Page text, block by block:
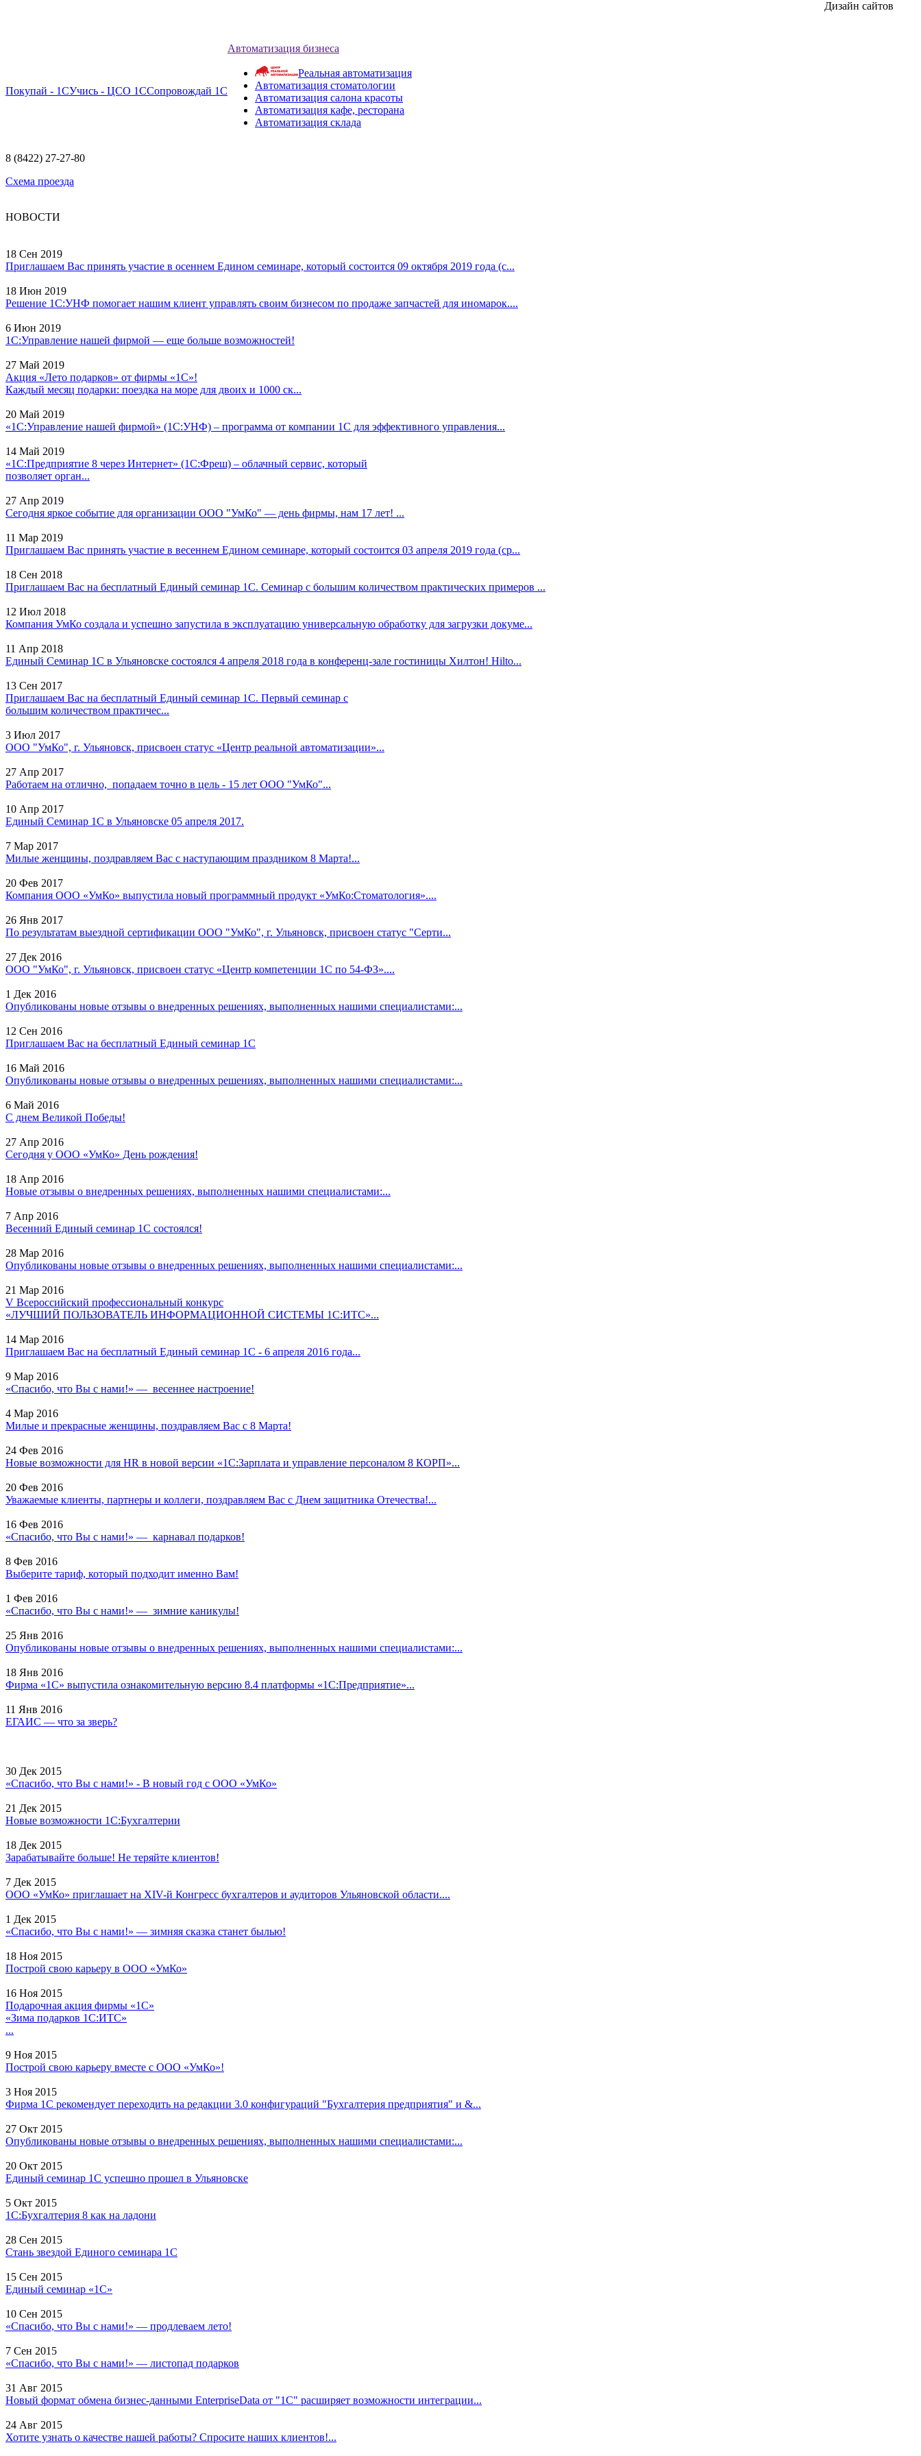
Покупай - 1СУчись - ЦСО 1ССопровождай 1С
Автоматизация бизнеса
Реальная автоматизация
Автоматизация стоматологии
Автоматизация салона красоты
Автоматизация кафе, ресторана
Автоматизация склада
8 (8422) 27-27-80
Схема проезда
НОВОСТИ
18 Сен 2019
Приглашаем Вас принять участие в осеннем Едином семинаре, который состоится 09 октября 2019 года (с...
18 Июн 2019
Решение 1С:УНФ помогает нашим клиент управлять своим бизнесом по продаже запчастей для иномарок....
6 Июн 2019
1С:Управление нашей фирмой — еще больше возможностей!
27 Май 2019
Акция «Лето подарков» от фирмы «1С»!
Каждый месяц подарки: поездка на море для двоих и 1000 ск...
20 Май 2019
«1С:Управление нашей фирмой» (1С:УНФ) – программа от компании 1С для эффективного управления...
14 Май 2019
«1С:Предприятие 8 через Интернет» (1С:Фреш) – облачный сервис, который
позволяет орган...
27 Апр 2019
Сегодня яркое событие для организации ООО "УмКо" — день фирмы, нам 17 лет! ...
11 Мар 2019
Приглашаем Вас принять участие в весеннем Едином семинаре, который состоится 03 апреля 2019 года (ср...
18 Сен 2018
Приглашаем Вас на бесплатный Единый семинар 1С. Семинар с большим количеством практических примеров ...
12 Июл 2018
Компания УмКо создала и успешно запустила в эксплуатацию универсальную обработку для загрузки докуме...
11 Апр 2018
Единый Семинар 1С в Ульяновске состоялся 4 апреля 2018 года в конференц-зале гостиницы Хилтон! Hilto...
13 Сен 2017
Приглашаем Вас на бесплатный Единый семинар 1С. Первый семинар с
большим количеством практичес...
3 Июл 2017
ООО "УмКо", г. Ульяновск, присвоен статус «Центр реальной автоматизации»...
27 Апр 2017
Работаем на отлично, попадаем точно в цель - 15 лет ООО "УмКо"...
10 Апр 2017
Единый Семинар 1С в Ульяновске 05 апреля 2017.
7 Мар 2017
Милые женщины, поздравляем Вас с наступающим праздником 8 Марта!...
20 Фев 2017
Компания ООО «УмКо» выпустила новый программный продукт «УмКо:Стоматология»....
26 Янв 2017
По результатам выездной сертификации ООО "УмКо", г. Ульяновск, присвоен статус "Серти...
27 Дек 2016
ООО "УмКо", г. Ульяновск, присвоен статус «Центр компетенции 1С по 54-ФЗ»....
1 Дек 2016
Опубликованы новые отзывы о внедренных решениях, выполненных нашими специалистами:...
12 Сен 2016
Приглашаем Вас на бесплатный Единый семинар 1С
16 Май 2016
Опубликованы новые отзывы о внедренных решениях, выполненных нашими специалистами:...
6 Май 2016
С днем Великой Победы!
27 Апр 2016
Сегодня у ООО «УмКо» День рождения!
18 Апр 2016
Новые отзывы о внедренных решениях, выполненных нашими специалистами:...
7 Апр 2016
Весенний Единый семинар 1С состоялся!
28 Мар 2016
Опубликованы новые отзывы о внедренных решениях, выполненных нашими специалистами:...
21 Мар 2016
V Всероссийский профессиональный конкурс
«ЛУЧШИЙ ПОЛЬЗОВАТЕЛЬ ИНФОРМАЦИОННОЙ СИСТЕМЫ 1С:ИТС»...
14 Мар 2016
Приглашаем Вас на бесплатный Единый семинар 1С - 6 апреля 2016 года...
9 Мар 2016
«Спасибо, что Вы с нами!» — весеннее настроение!
4 Мар 2016
Милые и прекрасные женщины, поздравляем Вас с 8 Марта!
24 Фев 2016
Новые возможности для HR в новой версии «1С:Зарплата и управление персоналом 8 КОРП»...
20 Фев 2016
Уважаемые клиенты, партнеры и коллеги, поздравляем Вас с Днем защитника Отечества!...
16 Фев 2016
«Спасибо, что Вы с нами!» — карнавал подарков!
8 Фев 2016
Выберите тариф, который подходит именно Вам!
1 Фев 2016
«Спасибо, что Вы с нами!» — зимние каникулы!
25 Янв 2016
Опубликованы новые отзывы о внедренных решениях, выполненных нашими специалистами:...
18 Янв 2016
Фирма «1С» выпустила ознакомительную версию 8.4 платформы «1С:Предприятие»...
11 Янв 2016
ЕГАИС — что за зверь?
30 Дек 2015
«Спасибо, что Вы с нами!» - В новый год с ООО «УмКо»
21 Дек 2015
Новые возможности 1С:Бухгалтерии
18 Дек 2015
Зарабатывайте больше! Не теряйте клиентов!
7 Дек 2015
ООО «УмКо» приглашает на XIV-й Конгресс бухгалтеров и аудиторов Ульяновской области....
1 Дек 2015
«Спасибо, что Вы с нами!» — зимняя сказка станет былью!
18 Ноя 2015
Построй свою карьеру в ООО «УмКо»
16 Ноя 2015
Подарочная акция фирмы «1С»
«Зима подарков 1С:ИТС»
...
9 Ноя 2015
Построй свою карьеру вместе с ООО «УмКо»!
3 Ноя 2015
Фирма 1С рекомендует переходить на редакции 3.0 конфигураций "Бухгалтерия предприятия" и &...
27 Окт 2015
Опубликованы новые отзывы о внедренных решениях, выполненных нашими специалистами:...
20 Окт 2015
Единый семинар 1С успешно прошел в Ульяновске
5 Окт 2015
1С:Бухгалтерия 8 как на ладони
28 Сен 2015
Стань звездой Единого семинара 1С
15 Сен 2015
Единый семинар «1С»
10 Сен 2015
«Спасибо, что Вы с нами!» — продлеваем лето!
7 Сен 2015
«Спасибо, что Вы с нами!» — листопад подарков
31 Авг 2015
Новый формат обмена бизнес-данными EnterpriseData от "1С" расширяет возможности интеграции...
24 Авг 2015
Хотите узнать о качестве нашей работы? Спросите наших клиентов!...
Дизайн сайтов